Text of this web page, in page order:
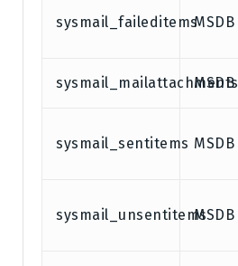
sysmail_faileditemsMSDB
sysmail_mailattachments
MSDB
sysmail_sentitems MSDB
sysmail_unsentitemsMSDB